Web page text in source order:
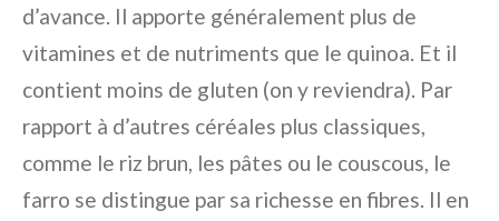
d’avance. Il apporte généralement plus de
vitamines et de nutriments que le quinoa. Et il
contient moins de gluten (on y reviendra). Par
rapport à d’autres céréales plus classiques,
comme le riz brun, les pâtes ou le couscous, le
farro se distingue par sa richesse en fibres. Il en